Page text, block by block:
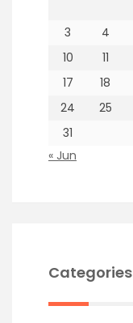
3
4
10
11
17
18
24
25
31
« Jun
Categories